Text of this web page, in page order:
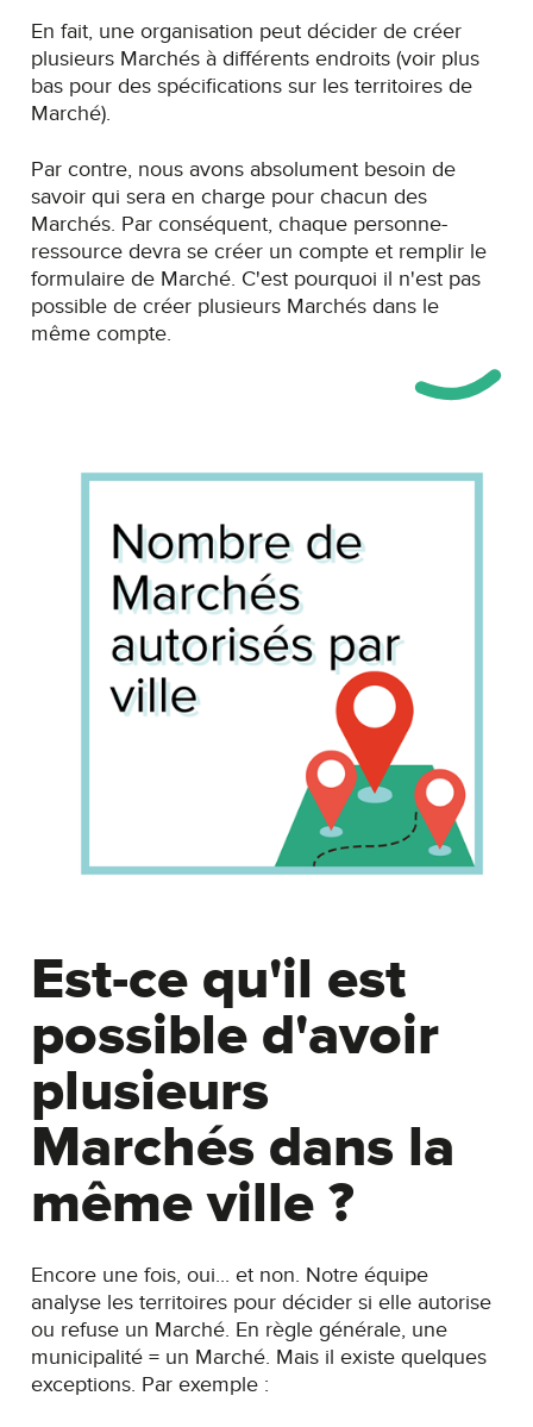
En fait, une organisation peut décider de créer
plusieurs Marchés à différents endroits (voir plus
bas pour des spécifications sur les territoires de
Marché).
Par contre, nous avons absolument besoin de
savoir qui sera en charge pour chacun des
Marchés. Par conséquent, chaque personne-
ressource devra se créer un compte et remplir le
formulaire de Marché. C'est pourquoi il n'est pas
possible de créer plusieurs Marchés dans le
même compte.
Est-ce qu'il est
possible d'avoir
plusieurs
Marchés dans la
même ville ?
Encore une fois, oui... et non. Notre équipe
analyse les territoires pour décider si elle autorise
ou refuse un Marché. En règle générale, une
municipalité = un Marché. Mais il existe quelques
exceptions. Par exemple :